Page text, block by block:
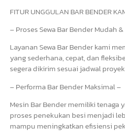
FITUR UNGGULAN BAR BENDER
– Proses Sewa Bar Bender Mudah
Layanan Sewa Bar Bender kami
yang sederhana, cepat, dan
segera dikirim sesuai jadwal
– Performa Bar Bender Maksimal –
Mesin Bar Bender memiliki tenaga
proses penekukan besi menjadi
mampu meningkatkan efisiensi